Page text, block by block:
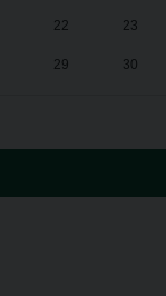
22 23
29 30